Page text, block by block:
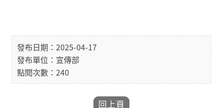
發布日期：2025-04-17
發布單位：宣傳部
點閱次數：240